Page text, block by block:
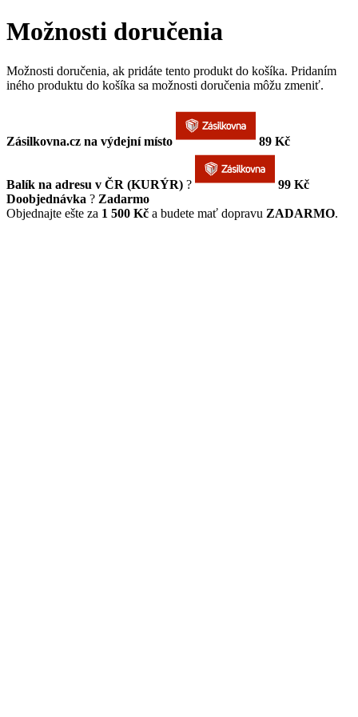
Možnosti doručenia
Možnosti doručenia, ak pridáte tento produkt do košíka. Pridaním
iného produktu do košíka sa možnosti doručenia môžu zmeniť.
Zásilkovna.cz na výdejní místo 89 Kč
Balík na adresu v ČR (KURÝR) ?
99 Kč
Doobjednávka ? Zadarmo
Objednajte ešte za 1 500 Kč a budete mať dopravu ZADARMO.